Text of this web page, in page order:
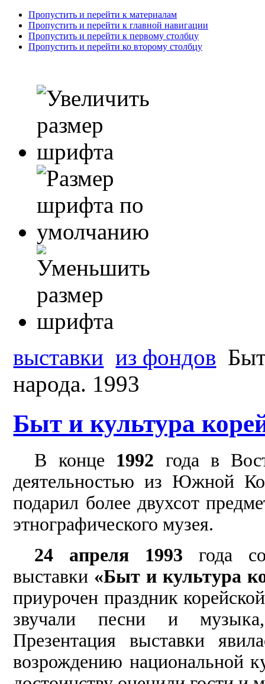
Пропустить и перейти к материалам
Пропустить и перейти к главной навигации
Пропустить и перейти к первому столбцу
Пропустить и перейти ко второму столбцу
выставки из фондов
народа. 1993
Быт и культура
В конце 1992 года в
деятельностью из Южной
подарил более двухсот
этнографического музея.
24 апреля 1993 года
выставки «Быт и культура
приурочен праздник
звучали песни и
Презентация выставки
возрождению национальной